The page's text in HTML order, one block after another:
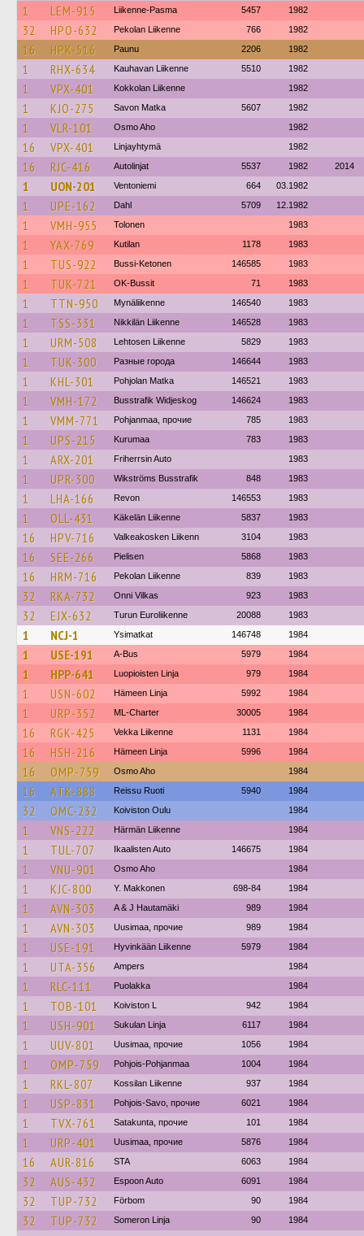
1 LEM-915 Liikenne-Pasma 5457 1982
32 HPO-632 Pekolan Liikenne 766 1982
16 HPK-516 Paunu 2206 1982
1 RHX-634 Kauhavan Liikenne 5510 1982
1 VPX-401 Kokkolan Liikenne 1982
1 KJO-275 Savon Matka 5607 1982
1 VLR-101 Osmo Aho 1982
16 VPX-401 Linjayhtymä 1982
16 RJC-416 Autolinjat 5537 1982 2014
1 UON-201 Ventoniemi 664 03.1982
1 UPE-162 Dahl 5709 12.1982
1 VMH-955 Tolonen 1983
1 YAX-769 Kutilan 1178 1983
1 TUS-922 Bussi-Ketonen 146585 1983
1 TUK-721 OK-Bussit 71 1983
1 TTN-950 Mynäliikenne 146540 1983
1 TSS-331 Nikkilän Liikenne 146528 1983
1 URM-508 Lehtosen Liikenne 5829 1983
1 TUK-300 Разные города 146644 1983
1 KHL-301 Pohjolan Matka 146521 1983
1 VMH-172 Busstrafik Widjeskog 146624 1983
1 VMM-771 Pohjanmaa, прочие 785 1983
1 UPS-215 Kurumaa 783 1983
1 ARX-201 Friherrsin Auto 1983
1 UPR-300 Wikströms Busstrafik 848 1983
1 LHA-166 Revon 146553 1983
1 OLL-431 Käkelän Liikenne 5837 1983
16 HPV-716 Valkeakosken Liikenn 3104 1983
16 SEE-266 Pielisen 5868 1983
16 HRM-716 Pekolan Liikenne 839 1983
32 RKA-732 Onni Vilkas 923 1983
32 EJX-632 Turun Euroliikenne 20088 1983
1 NCJ-1 Ysimatkat 146748 1984
1 USE-191 A-Bus 5979 1984
1 HPP-641 Luopioisten Linja 979 1984
1 USN-602 Hämeen Linja 5992 1984
1 URP-352 ML-Charter 30005 1984
16 RGK-425 Vekka Liikenne 1131 1984
16 HSH-216 Hämeen Linja 5996 1984
16 OMP-759 Osmo Aho 1984
16 ATK-888 Reissu Ruoti 5940 1984
32 OMC-232 Koiviston Oulu 1984
1 VNS-222 Härmän Liikenne 1984
1 TUL-707 Ikaalisten Auto 146675 1984
1 VNU-901 Osmo Aho 1984
1 KJC-800 Y. Makkonen 698-84 1984
1 AVN-303 A & J Hautamäki 989 1984
1 AVN-303 Uusimaa, прочие 989 1984
1 USE-191 Hyvinkään Liikenne 5979 1984
1 UTA-356 Ampers 1984
1 RLC-111 Puolakka 1984
1 TOB-101 Koiviston L 942 1984
1 USH-901 Sukulan Linja 6117 1984
1 UUV-801 Uusimaa, прочие 1056 1984
1 OMP-759 Pohjois-Pohjanmaa 1004 1984
1 RKL-807 Kossilan Liikenne 937 1984
1 USP-831 Pohjois-Savo, прочие 6021 1984
1 TVX-761 Satakunta, прочие 101 1984
1 URP-401 Uusimaa, прочие 5876 1984
16 AUR-816 STA 6063 1984
32 AUS-432 Espoon Auto 6091 1984
32 TUP-732 Förbom 90 1984
32 TUP-732 Someron Linja 90 1984